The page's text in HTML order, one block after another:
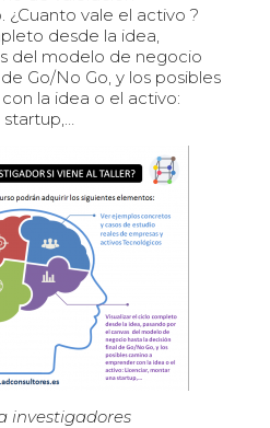
vale el activo ?
desde la idea,
del modelo de negocio
Go/No Go, y los posibles
la idea o el activo:
investigadores